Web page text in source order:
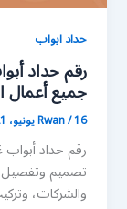
حداد ابواب
جميع أعمال
Rwan/16 يونيو، 2021
رقم حداد
تصميم وتفصيل
والشركات،